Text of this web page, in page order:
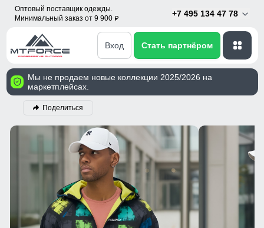
Оптовый поставщик одежды.
Минимальный заказ от 9 900 p
+7 495 134 47 78
Вход Стать партнёром
Мы не продаем новые коллекции 2025/2026 на
маркетплейсах.
Поделиться